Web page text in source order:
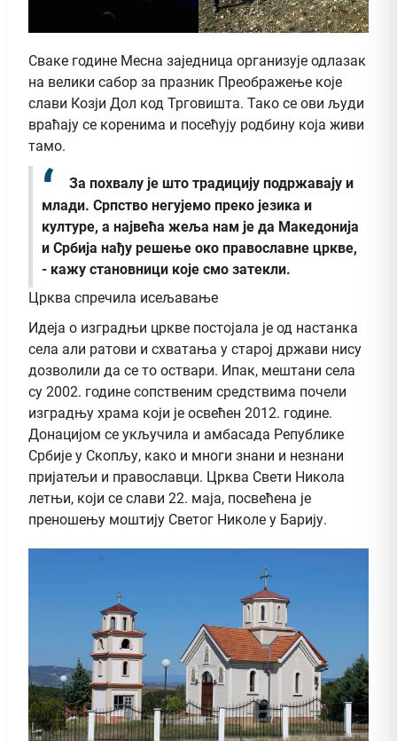
Сваке године Месна заједница организује одлазак
на велики сабор за празник Преображење које
слави Козји Дол код Трговишта. Тако се ови људи
враћају се коренима и посећују родбину која живи
тамо.
За похвалу је што традицију подржавају и
млади. Српство негујемо преко језика и
културе, а највећа жеља нам је да Македонија
и Србија нађу решење око православне цркве,
- кажу становници које смо затекли.
Црква спречила исељавање
Идеја о изградњи цркве постојала је од настанка
села али ратови и схватања у старој држави нису
дозволили да се то оствари. Ипак, мештани села
су 2002. године сопственим средствима почели
изградњу храма који је освећен 2012. године.
Донацијом се укључила и амбасада Републике
Србије у Скопљу, како и многи знани и незнани
пријатељи и православци. Црква Свети Никола
летњи, који се слави 22. маја, посвећена је
преношењу моштију Светог Николе у Барију.